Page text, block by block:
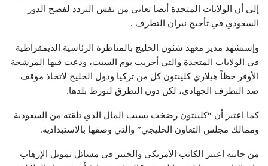
إلى أن الولايات المتحدة أيضا تعاني من نفس التردد لفضح الدور
السعودي في تأجيج نيران التطرف .
وإستشهد مدير معهد شئون الخليج بالمناظرة الرئاسية الديمقراطية
في الولايات المتحدة والتي أجريت يوم السبت، ودعت فيها المرشحة
الأوفر حظاً هيلاري كلينتون كل من تركيا ودول الخليج لاتخاذ موقف
ضد التطرف الجهادي، لكن دون التطرق لتورط بلدها.
كما اعتبر أن “كلينتون رضخت بسبب المال الذي تلقته من السعودية
وممالك مجلس التعاون الخليجي” والتي وصفها بالاستبدادية.
من جانبه اعتبر الكاتب الأمريكي والخبير في مسائل تمويل الإرهاب